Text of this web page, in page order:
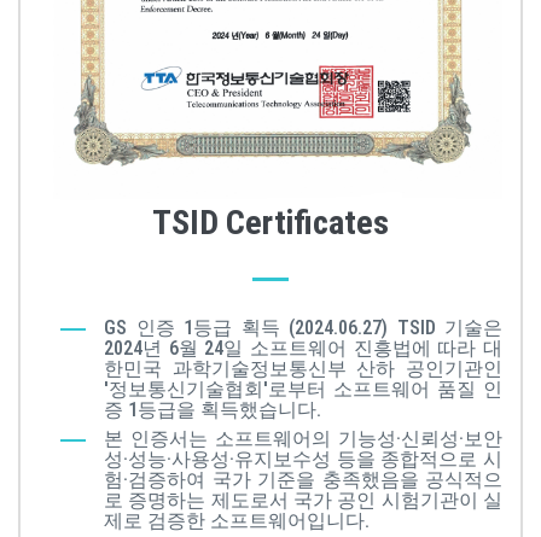
TSID Certificates
GS 인증 1등급 획득 (2024.06.27) TSID 기술은
2024년 6월 24일 소프트웨어 진흥법에 따라 대
한민국 과학기술정보통신부 산하 공인기관인
'정보통신기술협회'로부터 소프트웨어 품질 인
증 1등급을 획득했습니다.
본 인증서는 소프트웨어의 기능성·신뢰성·보안
성·성능·사용성·유지보수성 등을 종합적으로 시
험·검증하여 국가 기준을 충족했음을 공식적으
로 증명하는 제도로서 국가 공인 시험기관이 실
제로 검증한 소프트웨어입니다.